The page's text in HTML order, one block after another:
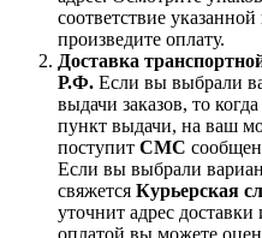
соответствие
произведите оплату.
Доставка
Р.Ф. Если вы выбрали
выдачи заказов, то
пункт выдачи, на ваш
поступит СМС
Если вы выбрали
свяжется Курьерская
уточнит адрес
оплатой вы можете